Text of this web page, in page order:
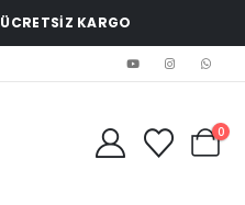
ÜCRETSİZ KARGO
0